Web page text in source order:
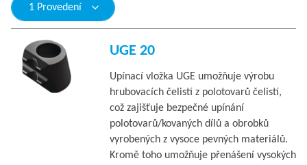
1 Provedení
UGE 20
Upínací vložka UGE umožňuje výrobu
hrubovacích čelistí z polotovarů čelistí,
což zajišťuje bezpečné upínání
polotovarů/kovaných dílů a obrobků
vyrobených z vysoce pevných materiálů.
Kromě toho umožňuje přenášení vysokých